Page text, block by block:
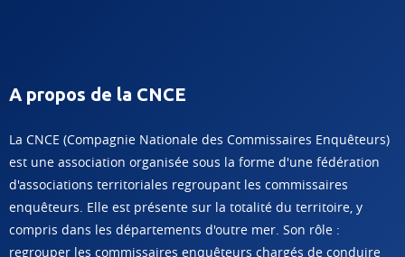
A propos de la CNCE
La CNCE (Compagnie Nationale des Commissaires Enquêteurs)
est une association organisée sous la forme d'une fédération
d'associations territoriales regroupant les commissaires
enquêteurs. Elle est présente sur la totalité du territoire, y
compris dans les départements d'outre mer. Son rôle :
regrouper les commissaires enquêteurs chargés de conduire